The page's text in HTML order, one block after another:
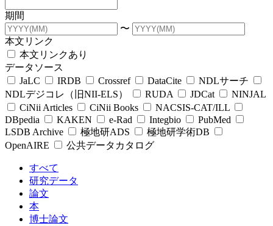
期間
〜
本文リンク
本文リンクあり
データソース
JaLC
IRDB Crossref DataCite
NDLサーチ
NDLデジコレ（旧NII-ELS）
RUDA JDCat
NINJAL
CiNii Articles
CiNii Books
NACSIS-CAT/ILL
DBpedia
KAKEN e-Rad Integbio
PubMed
LSDB Archive
極地研ADS
極地研学術DB
OpenAIRE
公共データカタログ
すべて
研究データ
論文
本
博士論文